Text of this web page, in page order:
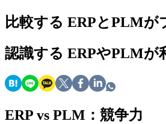
比較する ERPとPLMが
認識する ERPやPLMが
ERP vs PLM：競争力